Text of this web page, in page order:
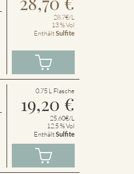
28.7€/L
13 % Vol
EnthältSulfite
0.75 L Flasche
19,20 €
25.60€/L
12.5 % Vol
EnthältSulfite